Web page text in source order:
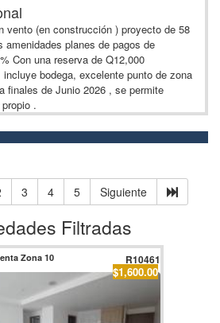
vento (en construcción ) proyecto de 58
amenidades planes de pagos de
Con una reserva de Q12,000
bodega, excelente punto de zona
finales de Junio 2026 , se permite
.
3 4 5 Siguiente
Filtradas
Zona 10 R10461
$1,600.00